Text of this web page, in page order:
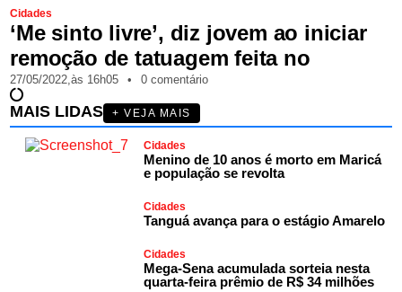
Cidades
‘Me sinto livre’, diz jovem ao iniciar
remoção de tatuagem feita no
27/05/2022,às 16h05 • 0 comentário
MAIS LIDAS + VEJA MAIS
Cidades
Menino de 10 anos é morto em Maricá
e população se revolta
Cidades
Tanguá avança para o estágio Amarelo
Cidades
Mega-Sena acumulada sorteia nesta
quarta-feira prêmio de R$ 34 milhões